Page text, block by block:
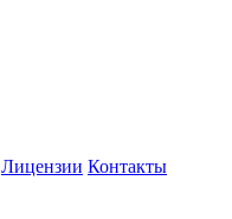
Лицензии Контакты